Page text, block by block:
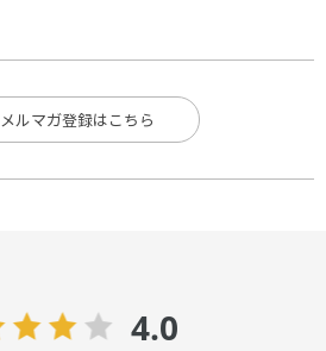
メルマガ登録はこちら
4.0